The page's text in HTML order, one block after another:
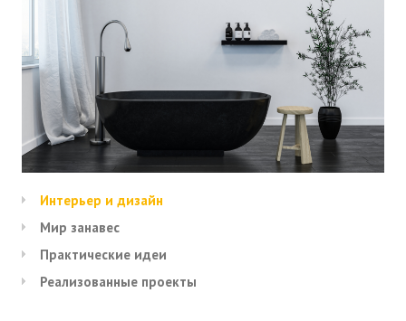
Интерьер и дизайн
Мир занавес
Практические идеи
Реализованные проекты